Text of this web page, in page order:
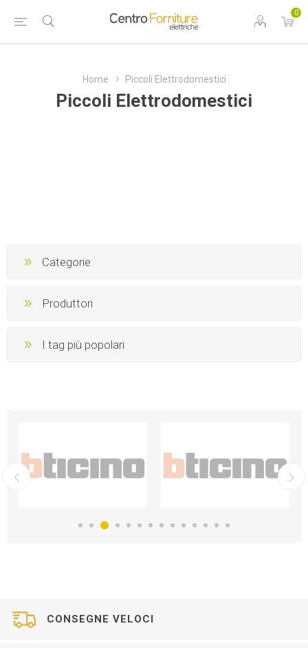
0
Home Piccoli Elettrodomestici
Piccoli Elettrodomestici
Categorie
Produttori
I tag più popolari
CONSEGNE VELOCI